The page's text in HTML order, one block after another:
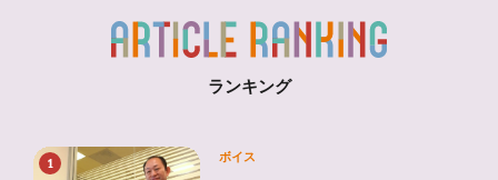
ランキング
1 ボイス